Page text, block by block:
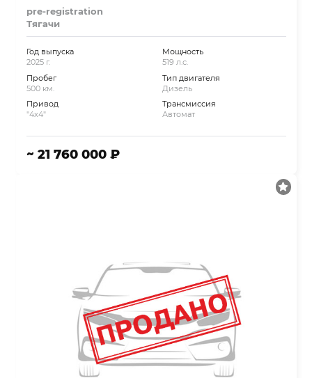
pre-registration
Тягачи
Год выпуска
2025 г.
Пробег
500 км.
Привод
"4x4"
Мощность
519 л.с.
Тип двигателя
Дизель
Трансмиссия
Автомат
~ 21 760 000 ₽